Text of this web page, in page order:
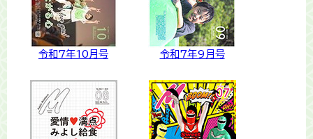
令和7年10月号 令和7年9月号